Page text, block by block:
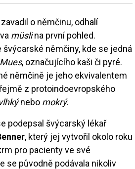
o němčinu, odhalí
müslina první pohled.
němčiny, kde se jedná
Mues, označujícího kaši či pyré.
němčině je jeho ekvivalentem
z protoindoevropského
nebo mokrý.
podepsal švýcarský lékař
, který jej vytvořil okolo roku
pro pacienty ve své
se původně podávala nikoliv